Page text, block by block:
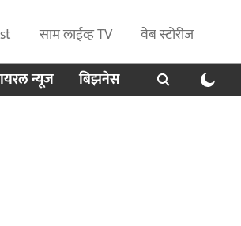
साम लाईव्ह TV
वेब स्टोरीज
न्यूज बिझनेस